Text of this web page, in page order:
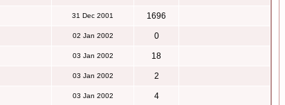
31 Dec 2001 1696
02 Jan 2002 0
03 Jan 2002 18
03 Jan 2002 2
03 Jan 2002 4